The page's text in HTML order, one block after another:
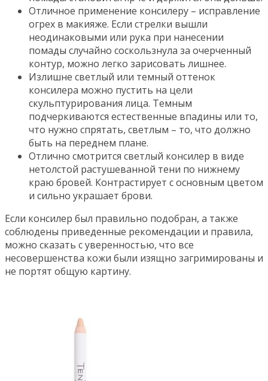
Отличное применение консилеру – исправление
огрех в макияже. Если стрелки вышли
неодинаковыми или рука при нанесении
помады случайно соскользнула за очерченный
контур, можно легко зарисовать лишнее.
Излишне светлый или темный оттенок
консилера можно пустить на цели
скульптурирования лица. Темным
подчеркиваются естественные впадины или то,
что нужно спрятать, светлым – то, что должно
быть на переднем плане.
Отлично смотрится светлый консилер в виде
нетолстой растушеванной тени по нижнему
краю бровей. Контрастирует с основным цветом
и сильно украшает брови.
Если консилер был правильно подобран, а также
соблюдены приведенные рекомендации и правила,
можно сказать с уверенностью, что все
несовершенства кожи были изящно загримированы и
не портят общую картину.